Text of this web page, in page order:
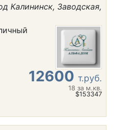
Калининск, Заводская,
12600 т.руб.
18 за м.кв.
$153347